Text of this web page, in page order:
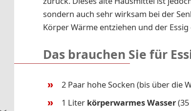
sondern auch sehr wirksam bei der
Körper Wärme entziehen und der
Das brauchen Sie für
2 Paar hohe Socken (bis über die
1 Liter körperwarmes Wasser(35